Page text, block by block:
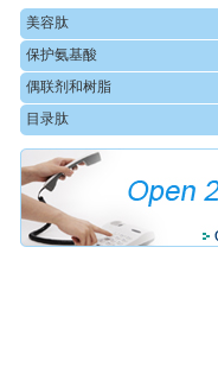
美容肽
保护氨基酸
偶联剂和树脂
目录肽